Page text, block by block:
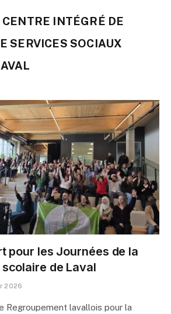
CENTRE INTÉGRÉ DE
SERVICES SOCIAUX
pour les Journées de la
de Laval
2026
Regroupement lavallois pour la